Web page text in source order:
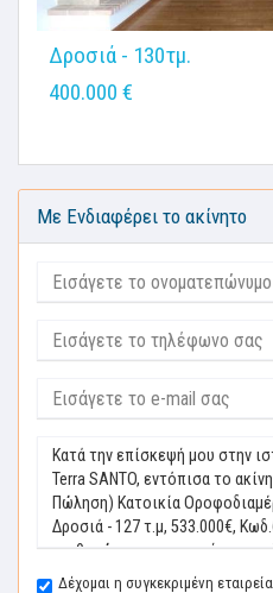
Δροσιά - 130τμ.
400.000 €
Με Ενδιαφέρει το ακίνητο
Δέχομαι η συγκεκριμένη